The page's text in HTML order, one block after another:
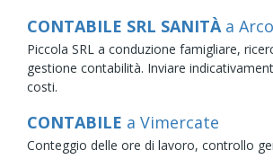
CONTABILE SRL SANITÀ a
Piccola SRL a conduzione famigliare,
gestione contabilità. Inviare
costi.
CONTABILE a Vimercate
Conteggio delle ore di lavoro, controllo